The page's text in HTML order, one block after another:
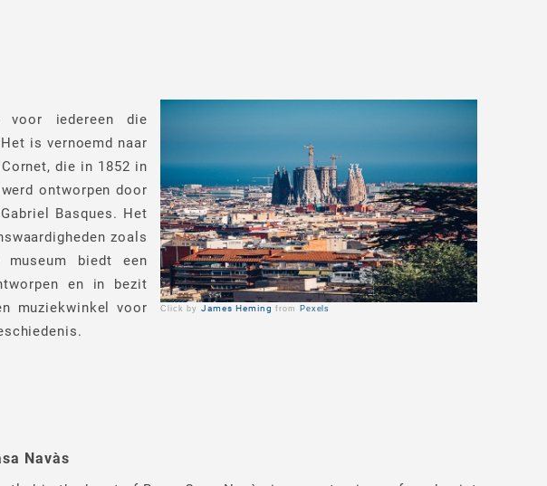
Click byJames Heming from Pexels
iedereen die
is vernoemd naar
die in 1852 in
ontworpen door
Basques. Het
zoals
biedt een
en in bezit
muziekwinkel voor
Navàs